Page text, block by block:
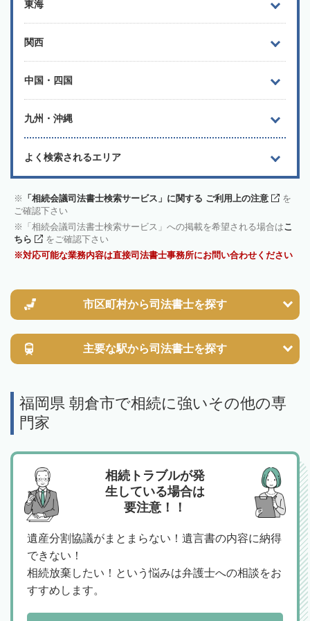
東海
関西
中国・四国
九州・沖縄
よく検索されるエリア
「相続会議司法書士検索サービス」に関する ご利用上の注意
を
ご確認下さい
「相続会議司法書士検索サービス」への掲載を希望される場合はこ
ちら
をご確認下さい
対応可能な業務内容は直接司法書士事務所にお問い合わせください
市区町村から司法書士を探す
主要な駅から司法書士を探す
福岡県 朝倉市で相続に強いその他の専
門家
相続トラブルが発
生している場合は
要注意！！
遺産分割協議がまとまらない！遺言書の内容に納得
できない！
相続放棄したい！という悩みは弁護士への相談をお
すすめします。